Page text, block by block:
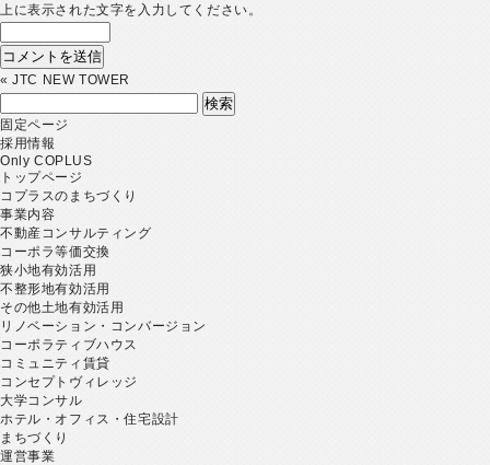
上に表示された文字を入力してください。
«JTC NEW TOWER
索:
固定ページ
採用情報
Only COPLUS
トップページ
コプラスのまちづくり
事業内容
不動産コンサルティング
コーポラ等価交換
狭小地有効活用
不整形地有効活用
その他土地有効活用
リノベーション・コンバージョン
コーポラティブハウス
コミュニティ賃貸
コンセプトヴィレッジ
大学コンサル
ホテル・オフィス・住宅設計
まちづくり
運営事業